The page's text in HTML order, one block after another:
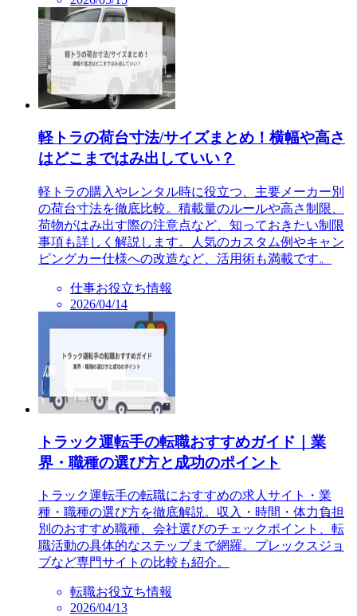
軽トラの荷台寸法/サイズまとめ！横幅や高さ
はどこまではみ出していい？
軽トラの購入やレンタル時に役立つ、主要メーカー別
の荷台寸法を徹底比較。積載量のルールや高さ制限、
荷物がはみ出す際の注意点など、知っておきたい制限
事項も詳しく解説します。人気のカスタム例やキャン
ピングカー仕様への改造など、活用術も満載です。
仕事お役立ち情報
2026/04/14
トラック運転手の転職おすすめガイド｜業
界・職種の選び方と成功のポイント
トラック運転手の転職におすすめの求人サイト・業
種・職種の選び方を徹底解説。収入・時間・体力負担
別のおすすめ職種、会社選びのチェックポイント、転
職活動の具体的なステップまで網羅。プレックスジョ
ブなど専門サイトの比較も紹介。
転職お役立ち情報
2026/04/13